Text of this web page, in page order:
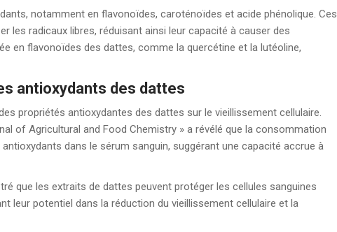
notamment en flavonoïdes, caroténoïdes et acide phénolique. Ces
les radicaux libres, réduisant ainsi leur capacité à causer des
en flavonoïdes des dattes, comme la quercétine et la lutéoline,
antioxydants des dattes
propriétés antioxydantes des dattes sur le vieillissement cellulaire.
of Agricultural and Food Chemistry » a révélé que la consommation
dans le sérum sanguin, suggérant une capacité accrue à
que les extraits de dattes peuvent protéger les cellules sanguines
leur potentiel dans la réduction du vieillissement cellulaire et la